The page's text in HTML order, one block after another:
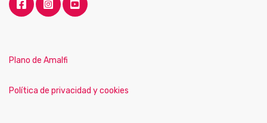
Plano de Amalfi
Política de privacidad y cookies